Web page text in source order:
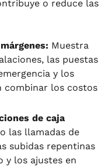
o reduce las
Muestra
las puestas
y los
combinar los costos
de caja
las llamadas de
subidas repentinas
y los ajustes en